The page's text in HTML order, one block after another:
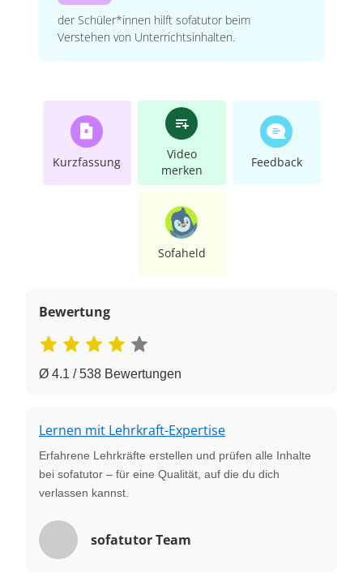
der Schüler*innen hilft sofatutor beim
Verstehen von Unterrichtsinhalten.
Kurzfassung
Video
merken
Feedback
Sofaheld
Bewertung
Ø 4.1 / 538 Bewertungen
Lernen mit Lehrkraft-Expertise
Erfahrene Lehrkräfte erstellen und prüfen alle Inhalte
bei sofatutor – für eine Qualität, auf die du dich
verlassen kannst.
sofatutor Team